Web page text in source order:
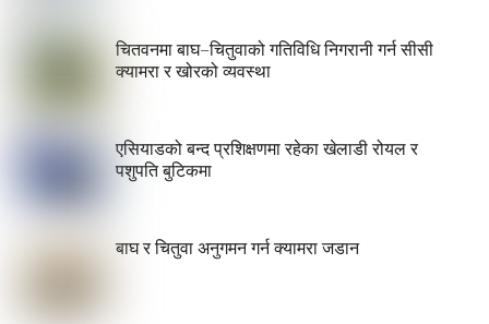
चितवनमा बाघ–चितुवाको गतिविधि निगरानी गर्न सीसी
क्यामरा र खोरको व्यवस्था
एसियाडको बन्द प्रशिक्षणमा रहेका खेलाडी रोयल र
पशुपति बुटिकमा
बाघ र चितुवा अनुगमन गर्न क्यामरा जडान